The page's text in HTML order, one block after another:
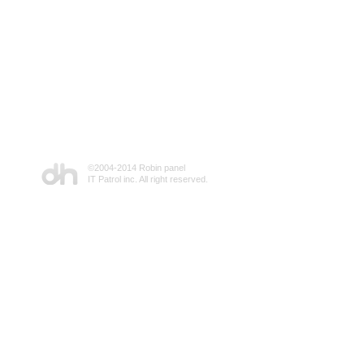
©2004-2014 Robin panel
IT Patrol inc. All right reserved.